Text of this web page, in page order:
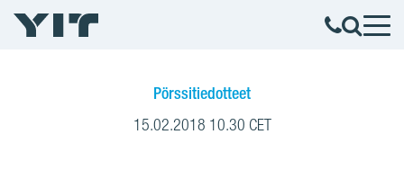
Pörssitiedotteet
15.02.2018 10.30 CET